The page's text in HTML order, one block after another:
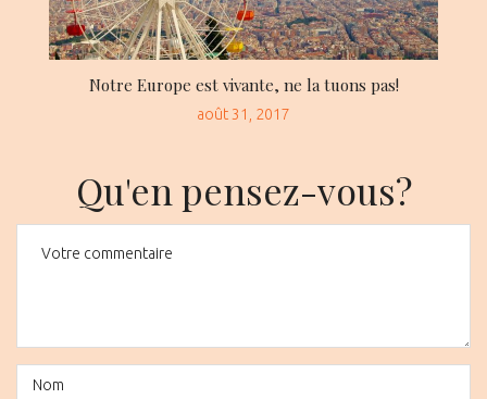
Notre Europe est vivante, ne la tuons pas!
Posted
août 31, 2017
Qu'en pensez-vous?